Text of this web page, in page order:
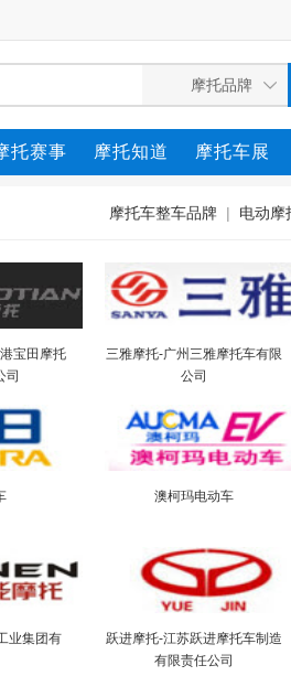
托赛事 摩托知道 摩托车展
摩托车整车品牌 | 电动摩
宝田摩托
司
三雅摩托-广州三雅摩托车有限
公司
澳柯玛电动车
业集团有
跃进摩托-江苏跃进摩托车制造
有限责任公司